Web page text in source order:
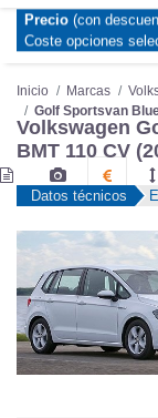
Marcas
Inicio Marcas
Golf Sportsvan
Volkswagen
BMT 110 CV
Datos técnicos
Precio (con
Coste opciones